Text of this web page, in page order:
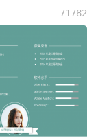
71782